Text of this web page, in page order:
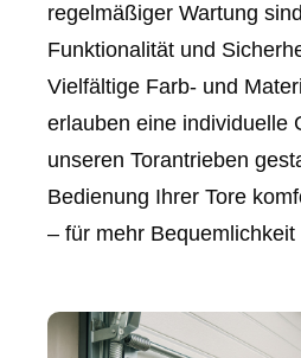
regelmäßiger Wartung
Funktionalität und
Vielfältige Farb- und
erlauben eine individuelle
unseren Torantrieben
Bedienung Ihrer Tore
– für mehr Bequemlichkeit